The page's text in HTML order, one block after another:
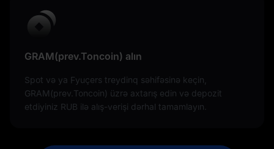
GRAM(prev.Toncoin) alın
Spot və ya Fyuçers treydinq səhifəsinə keçin,
GRAM(prev.Toncoin) üzrə axtarış edin və depozit
etdiyiniz RUB ilə alış-verişi dərhal tamamlayın.